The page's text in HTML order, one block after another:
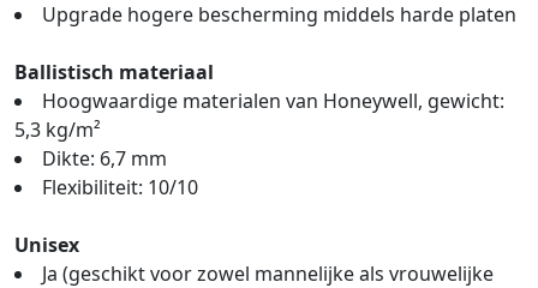
Upgrade hogere bescherming middels harde platen
Ballistisch materiaal
Hoogwaardige materialen van Honeywell, gewicht:
5,3 kg/m²
Dikte: 6,7 mm
Flexibiliteit: 10/10
Unisex
Ja (geschikt voor zowel mannelijke als vrouwelijke